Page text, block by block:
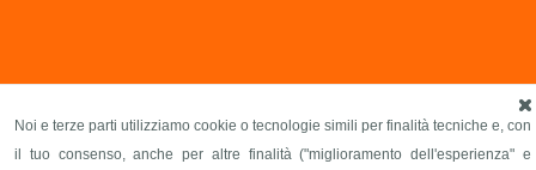
Noi e terze parti utilizziamo cookie o tecnologie simili per finalità tecniche e, con
il tuo consenso, anche per altre finalità ("miglioramento dell'esperienza" e